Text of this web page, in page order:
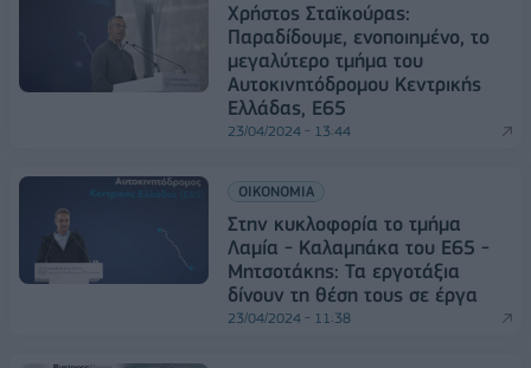
Χρήστος Σταϊκούρας:
Παραδίδουμε, ενοποιημένο, το
μεγαλύτερο τμήμα του
Αυτοκινητόδρομου Κεντρικής
Ελλάδας, Ε65
23/04/2024 - 13:44
ΟΙΚΟΝΟΜΙΑ
Στην κυκλοφορία το τμήμα
Λαμία - Καλαμπάκα του Ε65 -
Μητσοτάκης: Τα εργοτάξια
δίνουν τη θέση τους σε έργα
23/04/2024 - 11:38